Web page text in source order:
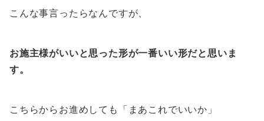
こんな事言ったらなんですが、
お施主様がいいと思った形が一番いい形だと思いま
す。
こちらからお進めしても「まあこれでいいか」